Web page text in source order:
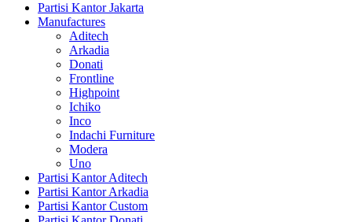
Partisi Kantor Jakarta
Manufactures
Aditech
Arkadia
Donati
Frontline
Highpoint
Ichiko
Inco
Indachi Furniture
Modera
Uno
Partisi Kantor Aditech
Partisi Kantor Arkadia
Partisi Kantor Custom